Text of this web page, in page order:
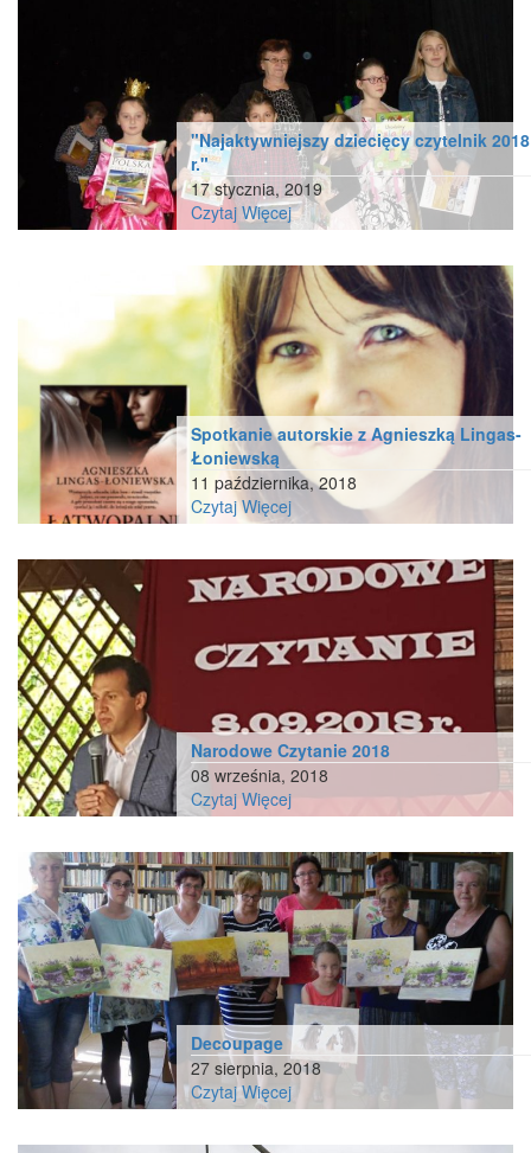
"Najaktywniejszy dziecięcy czytelnik 2018
r."
17 stycznia, 2019
Czytaj Więcej
Spotkanie autorskie z Agnieszką Lingas-
Łoniewską
11 października, 2018
Czytaj Więcej
Narodowe Czytanie 2018
08 września, 2018
Czytaj Więcej
Decoupage
27 sierpnia, 2018
Czytaj Więcej